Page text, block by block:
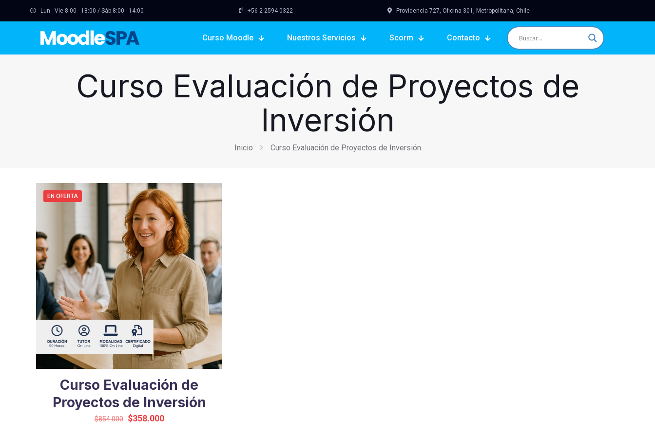
Lun - Vie 8:00 - 18:00 / Sáb 8:00 - 14:00 +56 2 2594 0322 Providencia 727, Oficina 301, Metropolitana, Chile
Curso Moodle Nuestros Servicios Scorm Contacto
Curso Evaluación de Proyectos de
Inversión
Inicio Curso Evaluación de Proyectos de Inversión
EN OFERTA
Curso Evaluación de
Proyectos de Inversión
$854.000
El
$358.000El